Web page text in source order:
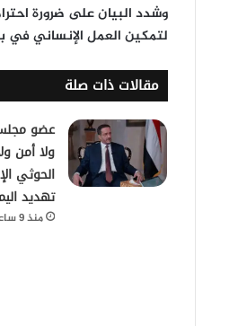
وشدد البيان على ضرورة
لتمكين العمل الإنساني في
مقالات ذات صلة
عضو
ولا أمن
الحوثي
تهديد
منذ 9 ساعات